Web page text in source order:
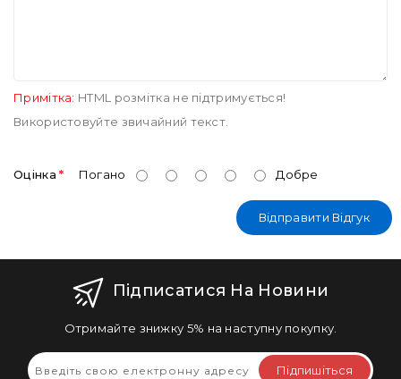
Примітка: HTML розмітка не підтримується!
Використовуйте звичайний текст.
Оцінка Погано Добре
Відправити Відгук
Підписатися На Новини
Отримайте знижку 5% на наступну покупку.
Підпишіться